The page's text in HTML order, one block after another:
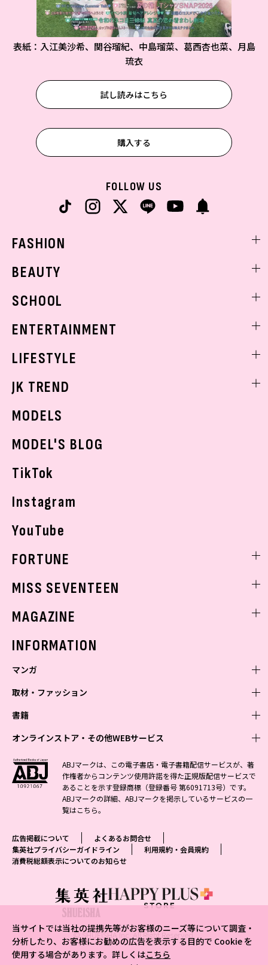
表紙：入江美沙希、関谷瑠紀、中島瑠菜、葛西杏也菜、月島
琉衣
試し読みはこちら
購入する
当サイトでは当社の提携先等がお客様のニーズ等について調査・
分析したり、お客様にお勧めの広告を表示する目的で Cookie を
使用する場合があります。詳しくはこちら
FOLLOW US
FASHION
着回し
BEAUTY
ベストコスメ
ボディケア
SCHOOL
学校ヘアメイク
ENTERTAINMENT
K-POP
LIFESTYLE
モデルの購入品
JK TREND
MODELS
MODEL'S BLOG
TikTok
Instagram
YouTube
FORTUNE
MISS SEVENTEEN
MAGAZINE
INFORMATION
マンガ
少年マンガ
Vジャンプ
最強ジャンプ
少年ジャンプ+
ジャンプTOON
ジャンプルーキー！
S-MANGA
集英社コミック文庫
青年マンガ
ZEBRACK
S-MANGA
集英社ジャンプリミックス
週刊ヤングジャンプ
ヤングジャンプ定期購読デジタル
となりのヤングジャンプ
グランドジャンプ
ウルトラジャンプ
少女マンガ
ZEBRACK
S-MANGA
集英社コミック文庫
マーガレット
別冊マーガレット
リマコミ
マンガMeets
女性マンガ
ジャンプTOON
集英社コミック文庫
マンガMee公式サイト
リマコミ
office YOU
取材・ファッション
ファッション・美容
BAILA
MAQUIA
eclat
T JAPAN
MEN'S NON-NO
集英社オンライン
芸能・情報・スポーツ
週プレNEWS
週プレ グラジャパ!
書籍
文芸・文庫・総合
小説すばる
集英社 文芸ステーション
web 集英社文庫
アジア人物史
学芸・ノンフィクション・新書
1日5分で、明日は変わる よみタイ yomitai
集英社学芸部 - 学芸・ノンフィクション
集英社ビジネス書
集英社新書プラス - 知の水先案内人
kotoba
情報・知識＆オピニオン imidas
ライトノベル・ノベライズ
集英社オレンジ文庫
JUMP j-BOOKS
ダッシュエックス文庫公式サイト
集英社Webマガジン コバルト
集英社の児童図書 S-KIDS.LAND
オンラインストア・その他WEBサービス
オンラインストア
OTO
SHUEISHA MANGA-ART HERITAGE
ジャンプキャラクターズストア
HAPPY PLUS STORE
SHUEISHA VOX
LEEマルシェ
eclat premium
mirabella homme
zakka market
その他WEBサービス
集英社アドナビ
集英社エディターズ・ラボ
ABJマークは、この電子書店・電子書籍配信サービスが、著
作権者からコンテンツ使用許諾を得た正規版配信サービスで
あることを示す登録商標（登録番号 第6091713号）です。
ABJマークの詳細、ABJマークを掲示しているサービスの一
覧はこちら。
広告掲載について
よくあるお問合せ
集英社プライバシーガイドライン
利用規約・会員規約
消費税総額表示についてのお知らせ
© SHUEISHA Inc. All Right Reserved.